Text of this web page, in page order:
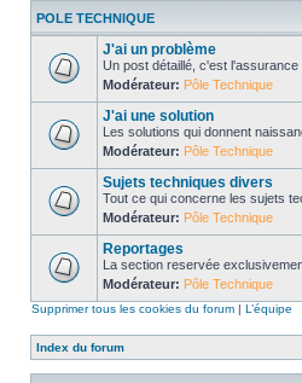
POLE TECHNIQUE
J'ai un problème
Un post détaillé, c'est l'assurance
Modérateur: Pôle Technique
J'ai une solution
Les solutions qui donnent
Modérateur: Pôle Technique
Sujets techniques divers
Tout ce qui concerne les sujets
Modérateur: Pôle Technique
Reportages
La section reservée
Modérateur: Pôle Technique
Supprimer tous les cookies du forum | L’équipe
Index du forum